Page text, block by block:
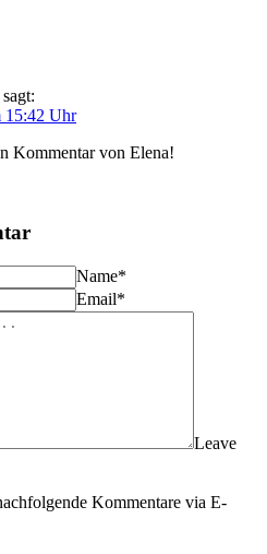
sagt:
15:42 Uhr
Kommentar von Elena!
Name*
Email*
Leave
Kommentare via E-